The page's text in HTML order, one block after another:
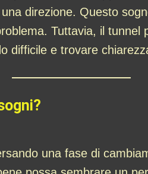
direzione. Questo
Tuttavia, il tunnel
difficile e trovare
una fase di